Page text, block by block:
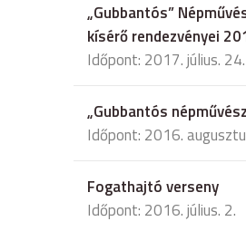
„Gubbantós”
kísérő rendezvényei
Időpont: 2017. július. 24.
„Gubbantós
Időpont: 2016.
Fogathajtó verseny
Időpont: 2016. július. 2.